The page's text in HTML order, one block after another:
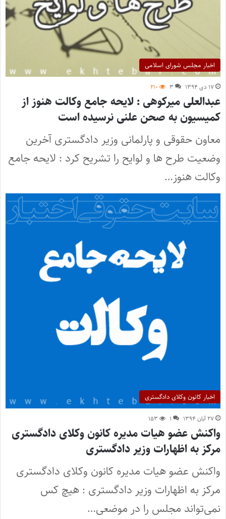
اخبار مجلس شورای اسلامی
۱۷ دی ۱۳۹۴ ۳ ۲۱۰
عبدالعلی میرکوهی : لایحه جامع وکالت هنوز از
کمیسیون به صحن علنی نرسیده است
معاون حقوقی و پارلمانی وزیر دادگستری آخرین
وضعیت طرح ها و لوایح را تشریح کرد : لایحه جامع
وکالت هنوز…
اخبار کانون وکلای دادگستری
۲۷ آبان ۱۳۹۴ ۱ ۱۵۳
واکنش عضو هیات مدیره کانون وکلای دادگستری
مرکز به اظهارات وزیر دادگستری
واکنش عضو هیات مدیره کانون وکلای دادگستری
مرکز به اظهارات وزیر دادگستری : هیچ کس
نمی‌تواند مجلس را در موضعی…